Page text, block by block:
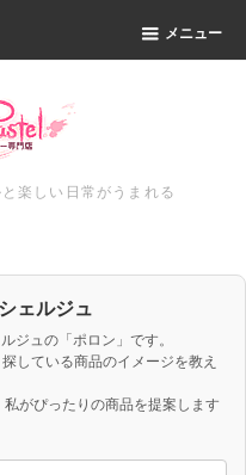
メニュー
楽しい日常がうまれる
ェルジュ
ジュの「ポロン」です。
している商品のイメージを教え
がぴったりの商品を提案します